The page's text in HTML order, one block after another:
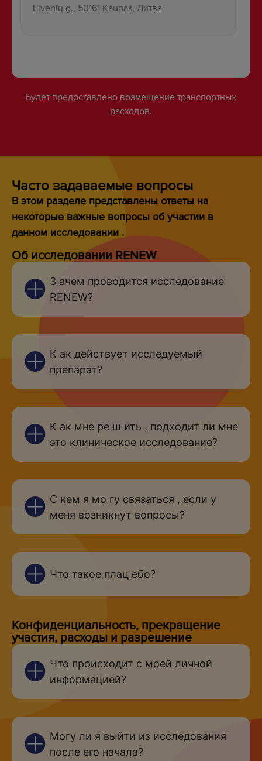
Eivenių g., 50161 Kaunas, Литва
Будет предоставлено возмещение транспортных
расходов.
Часто задаваемые вопросы
В этом разделе представлены ответы на
некоторые важные вопросы об участии в
данном исследовании .
Об исследовании RENEW
З ачем проводится исследование
RENEW?
К ак действует исследуемый
препарат?
К ак мне ре ш ить , подходит ли мне
это клиническое исследование?
С кем я мо гу связаться , если у
меня возникнут вопросы?
Что такое плац ебо?
Конфиденциальность, прекращение
участия, расходы и разрешение
Что происходит с моей личной
информацией?
Могу ли я выйти из исследования
после его начала?